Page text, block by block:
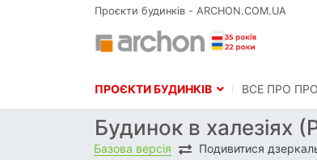
Проєкти будинків - ARCHON.COM.UA
ПРОЄКТИ БУДИНКІВ BСЕ ПРО
Будинок в халезіях
Базова версія Подивитися